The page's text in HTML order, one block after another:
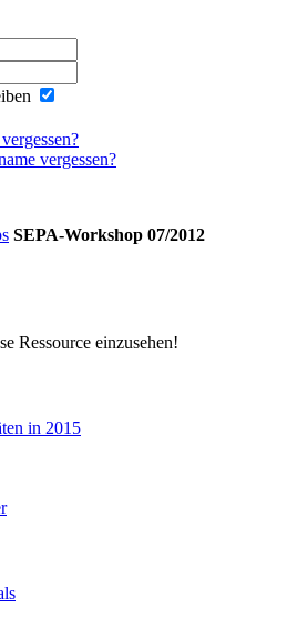
vergessen?
SEPA-Workshop 07/2012
Ressource einzusehen!
in 2015